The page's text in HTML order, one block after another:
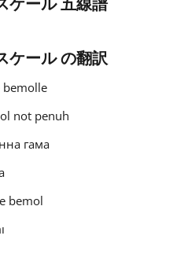
ケール の翻訳
bemolle
not penuh
гама
bemol